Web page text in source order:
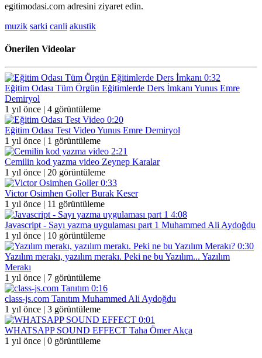
egitimodasi.com adresini ziyaret edin.
muzik sarki canli akustik
Önerilen Videolar
0:32
Eğitim Odası Tüm Örgün Eğitimlerde Ders İmkanıYunus Emre
Demiryol
1 yıl önce | 4 görüntüleme
0:20
Eğitim Odası Test VideoYunus Emre Demiryol
1 yıl önce | 1 görüntüleme
2:21
Cemilin kod yazma video Zeynep Karalar
1 yıl önce | 20 görüntüleme
0:33
Victor Osimhen GollerBurak Keser
1 yıl önce | 11 görüntüleme
4:08
Javascript - Sayı yazma uygulaması part 1 Muhammed Ali Aydoğdu
1 yıl önce | 10 görüntüleme
0:30
Yazılım merakı, yazılım merakı. Peki ne bu Yazılım... Yazılım
Merakı
1 yıl önce | 7 görüntüleme
0:16
class-js.com Tanıtım Muhammed Ali Aydoğdu
1 yıl önce | 3 görüntüleme
0:01
WHATSAPP SOUND EFFECT Taha Ömer Akça
1 yıl önce | 0 görüntüleme